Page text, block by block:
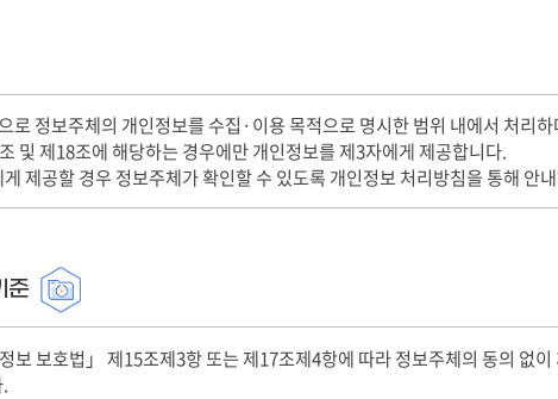
정보주체의 개인정보를 수집·이용 목적으로 명시한 범위 내에서 처리
및 제18조에 해당하는 경우에만 개인정보를 제3자에게 제공합니다.
제공할 경우 정보주체가 확인할 수 있도록 개인정보 처리방침을 통해 안
준
보호법」 제15조제3항 또는 제17조제4항에 따라 정보주체의 동의 없이